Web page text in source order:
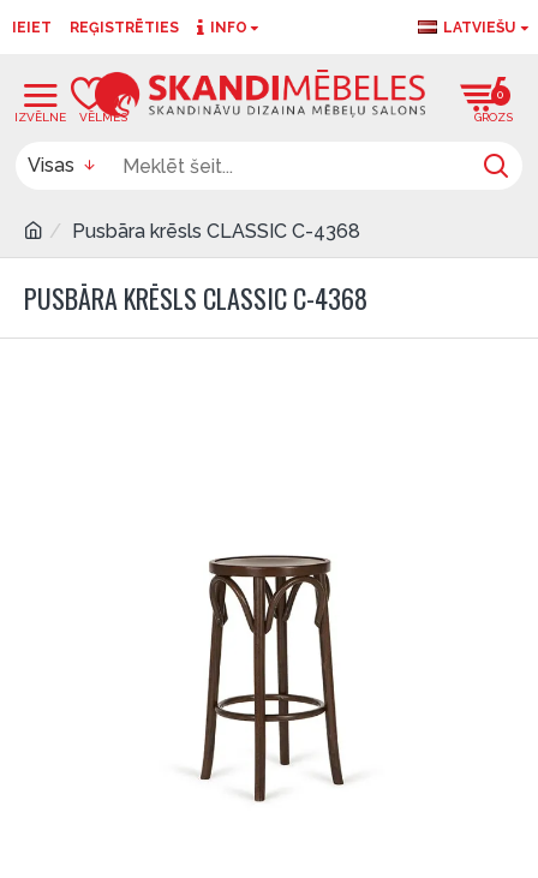
IEIET REĢISTRĒTIES INFO LATVIEŠU
0
Visas
Pusbāra krēsls CLASSIC C-4368
PUSBĀRA KRĒSLS CLASSIC C-4368